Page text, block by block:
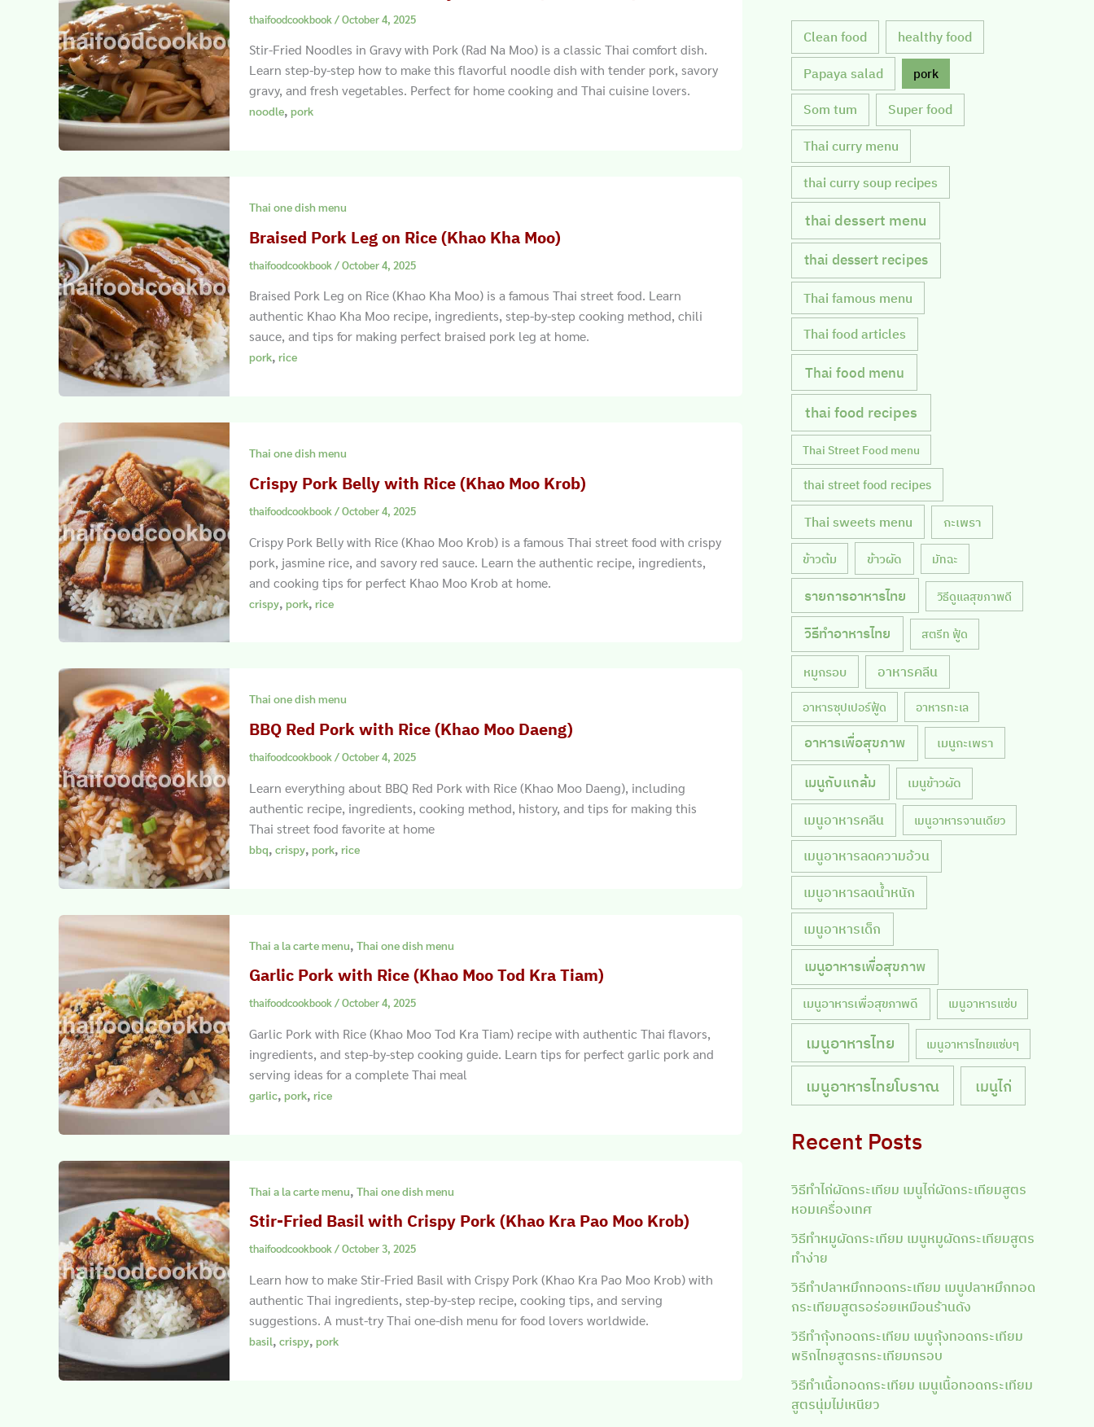
thaifoodcookbook /October 4, 2025
Stir-Fried Noodles in Gravy with Pork (Rad Na Moo) is a classic Thai comfort dish.
Learn step-by-step how to make this flavorful noodle dish with tender pork, savory
gravy, and fresh vegetables. Perfect for home cooking and Thai cuisine lovers.
noodle, pork
Thai one dish menu
Braised Pork Leg on Rice (Khao Kha Moo)
thaifoodcookbook /October 4, 2025
Braised Pork Leg on Rice (Khao Kha Moo) is a famous Thai street food. Learn
authentic Khao Kha Moo recipe, ingredients, step-by-step cooking method, chili
sauce, and tips for making perfect braised pork leg at home.
pork, rice
Thai one dish menu
Crispy Pork Belly with Rice (Khao Moo Krob)
thaifoodcookbook /October 4, 2025
Crispy Pork Belly with Rice (Khao Moo Krob) is a famous Thai street food with crispy
pork, jasmine rice, and savory red sauce. Learn the authentic recipe, ingredients,
and cooking tips for perfect Khao Moo Krob at home.
crispy, pork, rice
Thai one dish menu
BBQ Red Pork with Rice (Khao Moo Daeng)
thaifoodcookbook /October 4, 2025
Learn everything about BBQ Red Pork with Rice (Khao Moo Daeng), including
authentic recipe, ingredients, cooking method, history, and tips for making this
Thai street food favorite at home
bbq, crispy, pork, rice
Thai a la carte menu, Thai one dish menu
Garlic Pork with Rice (Khao Moo Tod Kra Tiam)
thaifoodcookbook /October 4, 2025
Garlic Pork with Rice (Khao Moo Tod Kra Tiam) recipe with authentic Thai flavors,
ingredients, and step-by-step cooking guide. Learn tips for perfect garlic pork and
serving ideas for a complete Thai meal
garlic, pork, rice
Thai a la carte menu, Thai one dish menu
Stir-Fried Basil with Crispy Pork (Khao Kra Pao Moo Krob)
thaifoodcookbook/October 3, 2025
Learn how to make Stir-Fried Basil with Crispy Pork (Khao Kra Pao Moo Krob) with
authentic Thai ingredients, step-by-step recipe, cooking tips, and serving
suggestions. A must-try Thai one-dish menu for food lovers worldwide.
basil, crispy, pork
Clean food healthy food
Papaya salad pork
Som tum Super food
Thai curry menu
thai curry soup recipes
thai dessert menu
thai dessert recipes
Thai famous menu
Thai food articles
Thai food menu
thai food recipes
Thai Street Food menu
thai street food recipes
Thai sweets menu กะเพรา
ข้าวต้ม ข้าวผัด มัทฉะ
รายการอาหารไทย วิธีดูแลสุขภาพดี
วิธีทำอาหารไทย สตรีท ฟู้ด
หมูกรอบ อาหารคลีน
อาหารซุปเปอร์ฟู้ด อาหารทะเล
อาหารเพื่อสุขภาพ เมนูกะเพรา
เมนูกับแกล้ม เมนูข้าวผัด
เมนูอาหารคลีน เมนูอาหารจานเดียว
เมนูอาหารลดความอ้วน
เมนูอาหารลดน้ำหนัก
เมนูอาหารเด็ก
เมนูอาหารเพื่อสุขภาพ
เมนูอาหารเพื่อสุขภาพดี เมนูอาหารแซ่บ
เมนูอาหารไทย เมนูอาหารไทยแซ่บๆ
เมนูอาหารไทยโบราณ เมนูไก่
Recent Posts
วิธีทำไก่ผัดกระเทียม เมนูไก่ผัดกระเทียมสูตร
หอมเครื่องเทศ
วิธีทำหมูผัดกระเทียม เมนูหมูผัดกระเทียมสูตร
ทำง่าย
วิธีทำปลาหมึกทอดกระเทียม เมนูปลาหมึกทอด
กระเทียมสูตรอร่อยเหมือนร้านดัง
วิธีทำกุ้งทอดกระเทียม เมนูกุ้งทอดกระเทียม
พริกไทยสูตรกระเทียมกรอบ
วิธีทำเนื้อทอดกระเทียม เมนูเนื้อทอดกระเทียม
สูตรนุ่มไม่เหนียว